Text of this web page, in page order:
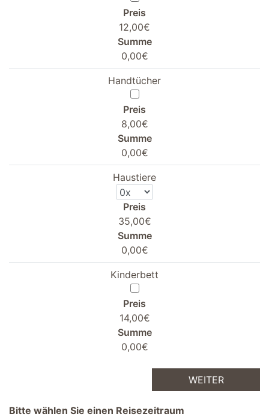
Preis
12,00€
Summe
0,00€
Handtücher
Preis
8,00€
Summe
0,00€
Haustiere
Preis
35,00€
Summe
0,00€
Kinderbett
Preis
14,00€
Summe
0,00€
WEITER
Bitte wählen Sie einen Reisezeitraum